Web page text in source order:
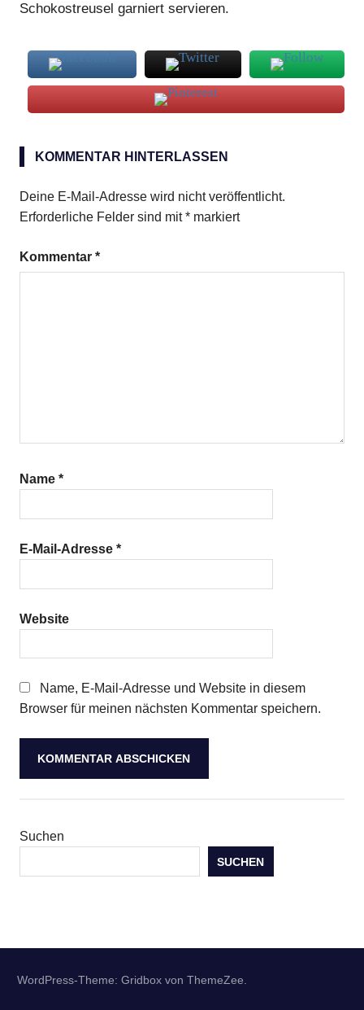
Schokostreusel garniert servieren.
Kirschwasser
Schattenmorellen
KOMMENTAR HINTERLASSEN
Deine E-Mail-Adresse wird nicht veröffentlicht.
Erforderliche Felder sind mit* markiert
Kommentar *
Name *
E-Mail-Adresse *
Website
Name, E-Mail-Adresse und Website in diesem
Browser für meinen nächsten Kommentar speichern.
Suchen
SUCHEN
WordPress-Theme: Gridbox von ThemeZee.